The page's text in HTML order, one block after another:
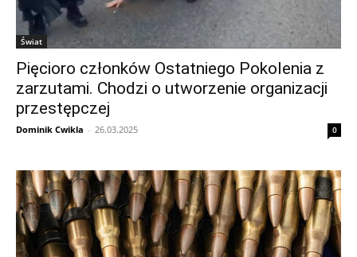
Świat
Pięcioro członków Ostatniego Pokolenia z
zarzutami. Chodzi o utworzenie organizacji
przestępczej
Dominik Cwikla - 26.03.2025 0